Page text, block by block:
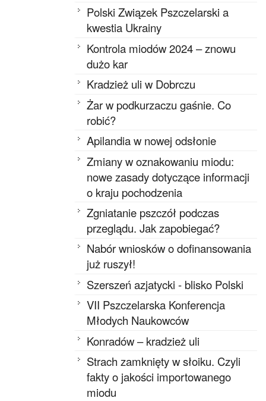
Polski Związek Pszczelarski a
kwestia Ukrainy
Kontrola miodów 2024 – znowu
dużo kar
Kradzież uli w Dobrczu
Żar w podkurzaczu gaśnie. Co
robić?
Apilandia w nowej odsłonie
Zmiany w oznakowaniu miodu:
nowe zasady dotyczące informacji
o kraju pochodzenia
Zgniatanie pszczół podczas
przeglądu. Jak zapobiegać?
Nabór wniosków o dofinansowania
już ruszył!
Szerszeń azjatycki - blisko Polski
VII Pszczelarska Konferencja
Młodych Naukowców
Konradów – kradzież uli
Strach zamknięty w słoiku. Czyli
fakty o jakości importowanego
miodu